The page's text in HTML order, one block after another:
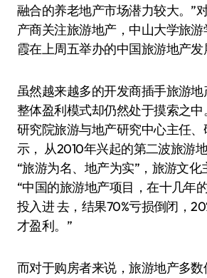
融合的养老地产市场潜力较大。”
产商关注旅游地产，中山大学旅
霞在上周五举办的中国旅游地产发
虽然越来越多的开发商插手旅游地
整体盈利模式却仍然处于摸索之
研究院旅游与地产研究中心主任
示， 从2010年兴起的第二波旅游
“旅游为名、地产为实”，旅游文化
“中国的旅游地产项目，在十几年
投入进 去，结果70%亏损倒闭，
才盈利。”
而对于购房者来说，旅游地产多